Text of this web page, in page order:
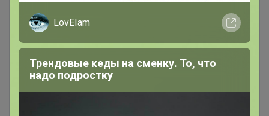
Чтобы написать комментарий необходимо
LovEIam
Трендовые кеды на сменку. То, что
надо подростку